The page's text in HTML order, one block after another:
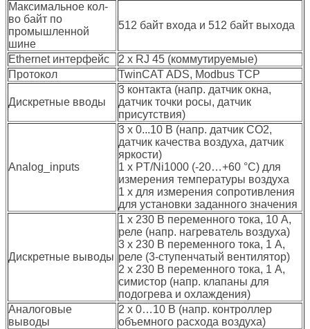
Максимальное кол-
во байт по
промышленной
шине
512 байт входа и 512 байт выхода
Ethernet интерфейс
2 x RJ 45 (коммутируемые)
Протокол
TwinCAT ADS, Modbus TCP
Дискретные вводы
3 контакта (напр. датчик окна,
датчик точки росы, датчик
присутствия)
Analog_inputs
3 x 0...10 В (напр. датчик CO2,
датчик качества воздуха, датчик
яркости)
1 x PT/Ni1000 (-20…+60 °C) для
измерения температуры воздуха
1 x для измерения сопротивления
для установки заданного значения
Дискретные выводы
1 x 230 В переменного тока, 10 A,
реле (напр. нагреватель воздуха)
3 x 230 В переменного тока, 1 A,
реле (3-ступенчатый вентилятор)
2 x 230 В переменного тока, 1 A,
симистор (напр. клапаны для
подогрева и охлаждения)
Аналоговые
выводы
2 x 0…10 В (напр. контроллер
объемного расхода воздуха)